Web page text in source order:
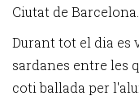
Ciutat de Barcelona.
Durant tot el dia es
sardanes entre les
coti ballada per